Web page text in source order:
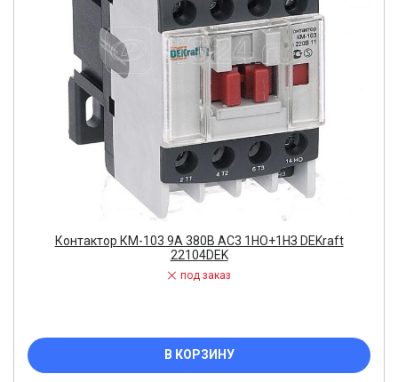
Контактор КМ-103 9А 380В АС3 1НО+1НЗ DEKraft
22104DEK
под заказ
В КОРЗИНУ